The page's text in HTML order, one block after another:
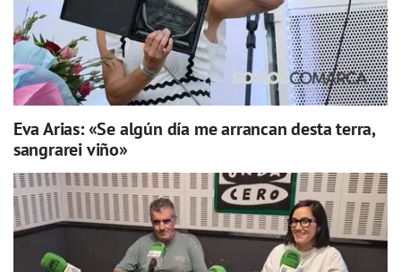
Eva Arias: «Se algún día me arrancan desta terra,
sangrarei viño»